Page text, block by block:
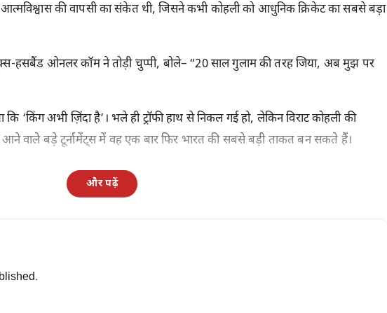
की वापसी का संकेत थी, जिसने कभी कोहली को आधुनिक क्रिकेट का सबसे बड़ा
हसबैंड ओनलर कॉम ने तोड़ी चुप्पी, बोले– “20 साल गुलाम की तरह जिया, अब मुझ पर
‘किंग अभी ज़िंदा है’। भले ही ट्रॉफी हाथ से निकल गई हो, लेकिन विराट कोहली की
आने वाले बड़े टूर्नामेंट्स में वह एक बार फिर भारत की सबसे बड़ी ताकत बन सकते हैं।
और पढ़ें